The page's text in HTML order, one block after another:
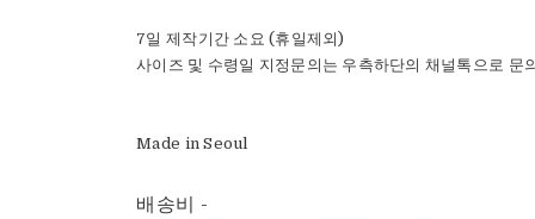
7일 제작기간 소요 (휴일제외)
사이즈 및 수령일 지정문의는 우측하단의 채널톡으로 문
Made in Seoul
배송비 -